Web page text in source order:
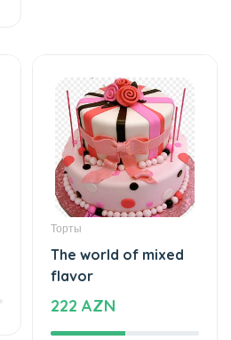
Торты
The world of mixed
flavor
222 AZN